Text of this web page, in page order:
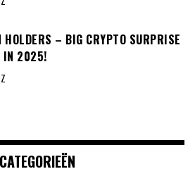
HOLDERS – BIG CRYPTO SURPRISE
IN 2025!
CATEGORIEËN